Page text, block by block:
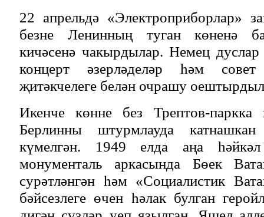
22 апрельдә «Электроприборлар»
безне Ленинның туган көненә
кичәсенә чакырдылар. Немец
концерт әзерләделәр һәм
җитәкчелеге белән очрашу
Икенче көнне без Трептов-
Берлинны штурмлауда катнашкан
күмелгән. 1949 елда аңа
монументаль аркасында Бөек
сурәтләнгән һәм «Социалистик
бәйсезлеге өчен һәлак булган